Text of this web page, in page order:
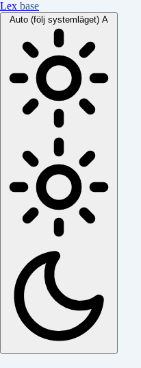
Lex base
Auto (följ systemläget) A